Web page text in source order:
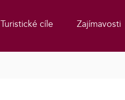
Turistické cíle Zajímavosti